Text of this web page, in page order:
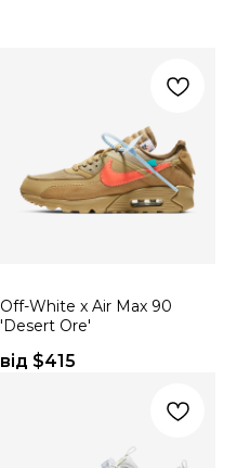
Off-White x Air Max 90
'Desert Ore'
від $415